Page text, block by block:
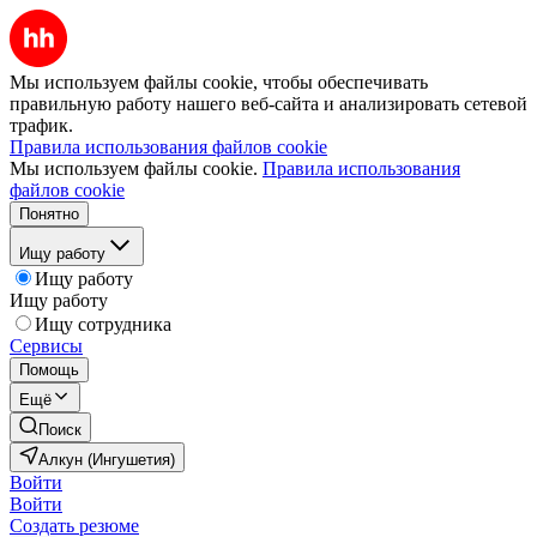
Мы используем файлы cookie, чтобы обеспечивать
правильную работу нашего веб-сайта и анализировать сетевой
трафик.
Правила использования файлов cookie
Мы используем файлы cookie. Правила использования
файлов cookie
Понятно
Ищу работу
Ищу работу
Ищу работу
Ищу сотрудника
Сервисы
Помощь
Ещё
Поиск
Алкун (Ингушетия)
Войти
Войти
Создать резюме